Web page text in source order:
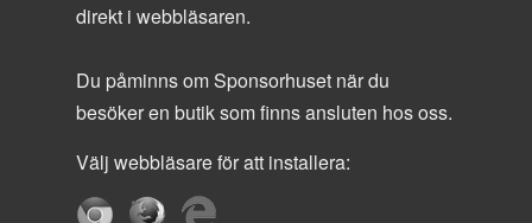
direkt i webbläsaren.
Du påminns om Sponsorhuset när du
besöker en butik som finns ansluten hos oss.
Välj webbläsare för att installera: